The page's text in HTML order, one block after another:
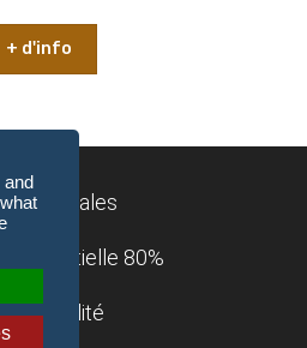
+ d'info
légales
: partielle 80%
and